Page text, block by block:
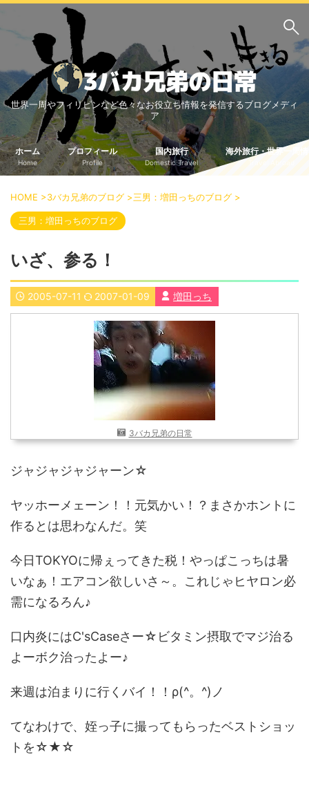
サイト内検索
3バカ兄弟のブログ
三男：増田っちのブロ
グ
次男：タクジのブログ
長男：Yoshiのブログ
ビジネス・ライフハック
車関係
国内旅行
中部
中国・四国
北海道・東北
関東
九州
アジア
中東
東南アジア
ポケモンGO
AND
検索
世界一周やフィリピンなど色々なお役立ち情報を発信するブログメディ
ア
ホーム
Home
プロフィール
Profile
国内旅行
Domestic Travel
海外旅行・世界一周
HOME >3バカ兄弟のブログ >三男：増田っちのブログ >
三男：増田っちのブログ
いざ、参る！
2005-07-11 2007-01-09 増田っち
3バカ兄弟の日常
ジャジャジャジャーン☆
ヤッホーメェーン！！元気かい！？まさかホントに
作るとは思わなんだ。笑
今日TOKYOに帰ぇってきた税！やっぱこっちは暑
いなぁ！エアコン欲しいさ～。これじゃヒヤロン必
需になるろん♪
口内炎にはC'sCaseさー☆ビタミン摂取でマジ治る
よーボク治ったよー♪
来週は泊まりに行くバイ！！ρ(^。^)ノ
てなわけで、姪っ子に撮ってもらったベストショッ
トを☆★☆